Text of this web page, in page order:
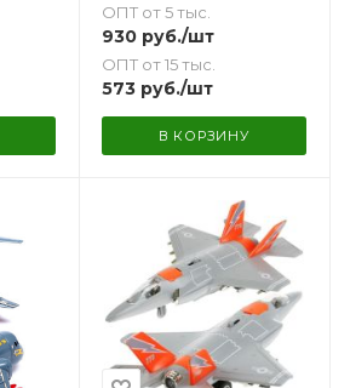
ОПТ от 5 тыс.
930руб./шт
ОПТ от 15 тыс.
573руб./шт
В КОРЗИНУ